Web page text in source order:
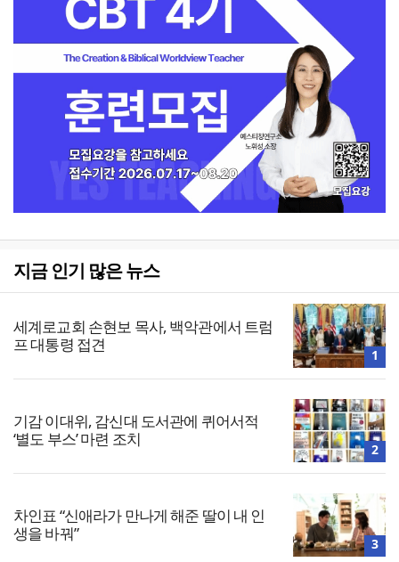
지금 인기 많은 뉴스
세계로교회 손현보 목사, 백악관에서 트럼
프 대통령 접견
1
기감 이대위, 감신대 도서관에 퀴어서적
‘별도 부스’ 마련 조치
2
차인표 “신애라가 만나게 해준 딸이 내 인
생을 바꿔”
3